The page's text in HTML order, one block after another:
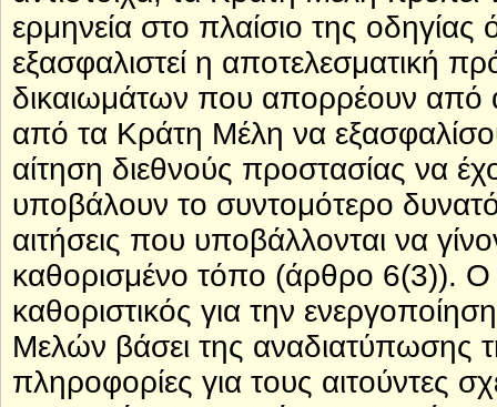
ερμηνεία στο πλαίσιο της οδηγίας
εξασφαλιστεί η αποτελεσματική
δικαιωμάτων που απορρέουν από
από τα Κράτη Μέλη να
αίτηση διεθνούς προστασίας να
υποβάλουν το συντομότερο
αιτήσεις που υποβάλλονται να
καθορισμένο τόπο (άρθρο 6(3)). Ο
καθοριστικός για την
Μελών βάσει της
πληροφορίες για τους αιτούντες